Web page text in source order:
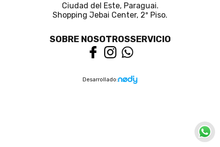
Ciudad del Este, Paraguai.
Shopping Jebai Center, 2º Piso.
SOBRE NOSOTROSSERVICIO
Desarrollado: